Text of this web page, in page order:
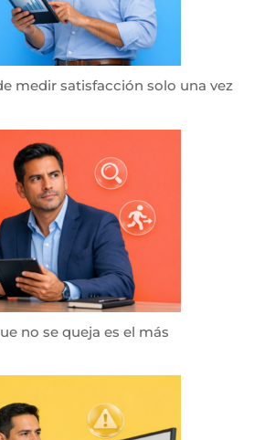
medir satisfacción solo una vez
no se queja es el más